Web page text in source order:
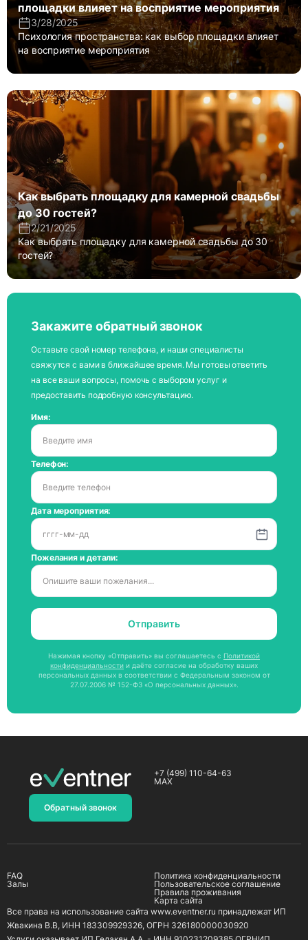
площадки влияет на восприятие мероприятия
3/28/2025
Психология пространства: как выбор площадки влияет
на восприятие мероприятия
Как выбрать площадку для камерной свадьбы
до 30 гостей?
2/21/2025
Как выбрать площадку для камерной свадьбы до 30
гостей?
Закажите обратный звонок
Оставьте свой номер телефона, и наши специалисты
свяжутся с вами в ближайшее время. Мы готовы ответить
на все ваши вопросы, помочь с выбором услуг и
предоставить подробную консультацию.
Имя:
Телефон:
Дата мероприятия:
Пожелания и детали:
Отправить
Нажимая кнопку «Отправить» вы соглашаетесь с Политикой
конфиденциальности и даёте согласие на обработку ваших
персональных данных в соответствии с Федеральным законом от
27.07.2006 № 152-ФЗ «О персональных данных».
Обратный звонок
+7 (499) 110-64-63
MAX
FAQ
Залы
Политика конфиденциальности
Пользовательское соглашение
Правила проживания
Карта сайта
Все права на использование сайта www.eventner.ru принадлежат ИП
Жвакина В.В, ИНН 183309929326, ОГРН 326180000030920